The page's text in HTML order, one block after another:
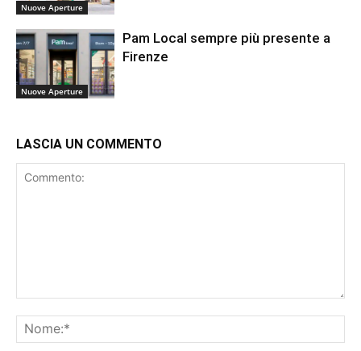
Nuove Aperture
Nuove Aperture
Pam Local sempre più presente a
Firenze
LASCIA UN COMMENTO